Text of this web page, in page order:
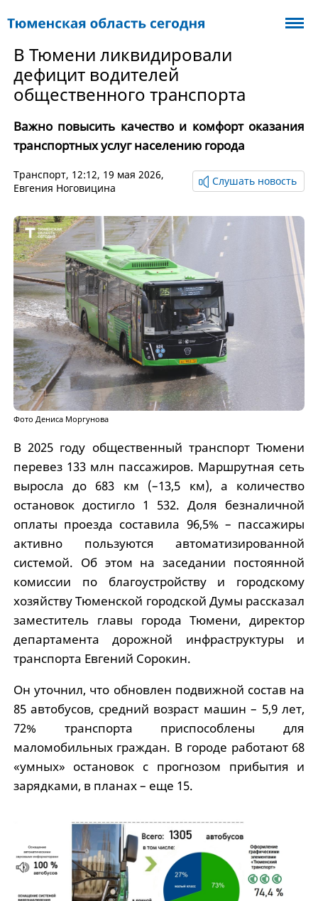
В Тюмени ликвидировали
дефицит водителей
общественного транспорта
Важно повысить качество и комфорт оказания
транспортных услуг населению города
Транспорт, 12:12, 19 мая 2026,
Евгения Ноговицина
Слушать новость
Фото Дениса Моргунова
В 2025 году общественный транспорт Тюмени
перевез 133 млн пассажиров. Маршрутная сеть
выросла до 683 км (–13,5 км), а количество
остановок достигло 1 532. Доля безналичной
оплаты проезда составила 96,5% – пассажиры
активно пользуются автоматизированной
системой. Об этом на заседании постоянной
комиссии по благоустройству и городскому
хозяйству Тюменской городской Думы рассказал
заместитель главы города Тюмени, директор
департамента дорожной инфраструктуры и
транспорта Евгений Сорокин.
Он уточнил, что обновлен подвижной состав на
85 автобусов, средний возраст машин – 5,9 лет,
72% транспорта приспособлены для
маломобильных граждан. В городе работают 68
«умных» остановок с прогнозом прибытия и
зарядками, в планах – еще 15.